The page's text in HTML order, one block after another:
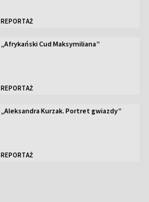
REPORTAŻ
„Afrykański Cud Maksymiliana”
REPORTAŻ
„Aleksandra Kurzak. Portret gwiazdy”
REPORTAŻ